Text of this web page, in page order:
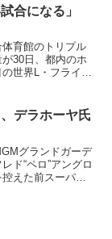
り餃子20人前を
合になる」
育館のトリプル
30日、都内のホ
世界L・フライ級
比）が48.7キロ
デラホーヤ氏
グランドガーデ
ド“ペロ”アングロ
えた前スーパ